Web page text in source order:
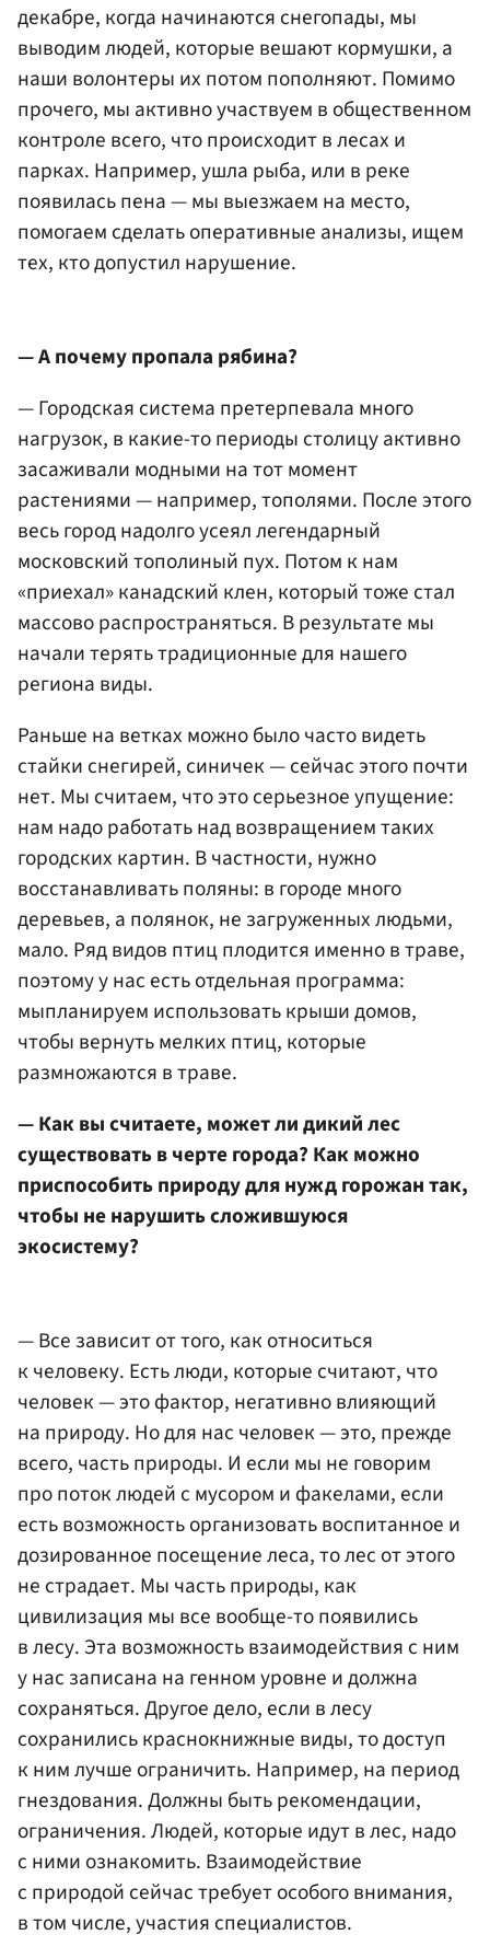
декабре, когда начинаются снегопады, мы
выводим людей, которые вешают кормушки, а
наши волонтеры их потом пополняют. Помимо
прочего, мы активно участвуем в общественном
контроле всего, что происходит в лесах и
парках. Например, ушла рыба, или в реке
появилась пена — мы выезжаем на место,
помогаем сделать оперативные анализы, ищем
тех, кто допустил нарушение.
— А почему пропала рябина?
— Городская система претерпевала много
нагрузок, в какие-то периоды столицу активно
засаживали модными на тот момент
растениями — например, тополями. После этого
весь город надолго усеял легендарный
московский тополиный пух. Потом к нам
«приехал» канадский клен, который тоже стал
массово распространяться. В результате мы
начали терять традиционные для нашего
региона виды.
Раньше на ветках можно было часто видеть
стайки снегирей, синичек — сейчас этого почти
нет. Мы считаем, что это серьезное упущение:
нам надо работать над возвращением таких
городских картин. В частности, нужно
восстанавливать поляны: в городе много
деревьев, а полянок, не загруженных людьми,
мало. Ряд видов птиц плодится именно в траве,
поэтому у нас есть отдельная программа:
мыпланируем использовать крыши домов,
чтобы вернуть мелких птиц, которые
размножаются в траве.
— Как вы считаете, может ли дикий лес
существовать в черте города? Как можно
приспособить природу для нужд горожан так,
чтобы не нарушить сложившуюся
экосистему?
— Все зависит от того, как относиться
к человеку. Есть люди, которые считают, что
человек — это фактор, негативно влияющий
на природу. Но для нас человек — это, прежде
всего, часть природы. И если мы не говорим
про поток людей с мусором и факелами, если
есть возможность организовать воспитанное и
дозированное посещение леса, то лес от этого
не страдает. Мы часть природы, как
цивилизация мы все вообще-то появились
в лесу. Эта возможность взаимодействия с ним
у нас записана на генном уровне и должна
сохраняться. Другое дело, если в лесу
сохранились краснокнижные виды, то доступ
к ним лучше ограничить. Например, на период
гнездования. Должны быть рекомендации,
ограничения. Людей, которые идут в лес, надо
с ними ознакомить. Взаимодействие
с природой сейчас требует особого внимания,
в том числе, участия специалистов.